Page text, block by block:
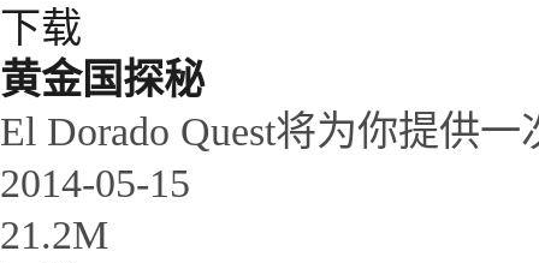
下载
黄金国探秘
El Dorado Quest将为你提供
2014-05-15
21.2M